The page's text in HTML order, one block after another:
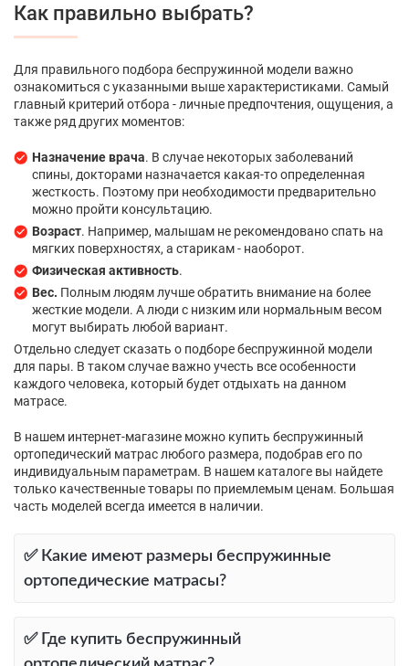
Как правильно выбрать?
Для правильного подбора беспружинной модели важно
ознакомиться с указанными выше характеристиками. Самый
главный критерий отбора - личные предпочтения, ощущения, а
также ряд других моментов:
Назначение врача. В случае некоторых заболеваний
спины, докторами назначается какая-то определенная
жесткость. Поэтому при необходимости предварительно
можно пройти консультацию.
Возраст. Например, малышам не рекомендовано спать на
мягких поверхностях, а старикам - наоборот.
Физическая активность.
Вес. Полным людям лучше обратить внимание на более
жесткие модели. А люди с низким или нормальным весом
могут выбирать любой вариант.
Отдельно следует сказать о подборе беспружинной модели
для пары. В таком случае важно учесть все особенности
каждого человека, который будет отдыхать на данном
матрасе.
В нашем интернет-магазине можно купить беспружинный
ортопедический матрас любого размера, подобрав его по
индивидуальным параметрам. В нашем каталоге вы найдете
только качественные товары по приемлемым ценам. Большая
часть моделей всегда имеется в наличии.
✅ Какие имеют размеры беспружинные
ортопедические матрасы?
✅ Где купить беспружинный